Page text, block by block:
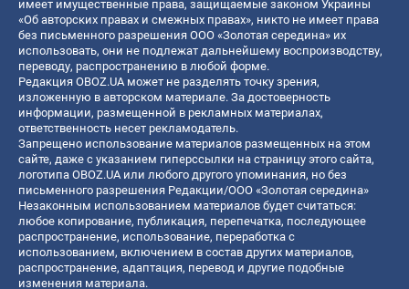
имеет имущественные права, защищаемые законом Украины
«Об авторских правах и смежных правах», никто не имеет права
без письменного разрешения ООО «Золотая середина» их
использовать, они не подлежат дальнейшему воспроизводству,
переводу, распространению в любой форме.
Редакция OBOZ.UA может не разделять точку зрения,
изложенную в авторском материале. За достоверность
информации, размещенной в рекламных материалах,
ответственность несет рекламодатель.
Запрещено использование материалов размещенных на этом
сайте, даже с указанием гиперссылки на страницу этого сайта,
логотипа OBOZ.UA или любого другого упоминания, но без
письменного разрешения Редакции/ООО «Золотая середина»
Незаконным использованием материалов будет считаться:
любое копирование, публикация, перепечатка, последующее
распространение, использование, переработка с
использованием, включением в состав других материалов,
распространение, адаптация, перевод и другие подобные
изменения материала.